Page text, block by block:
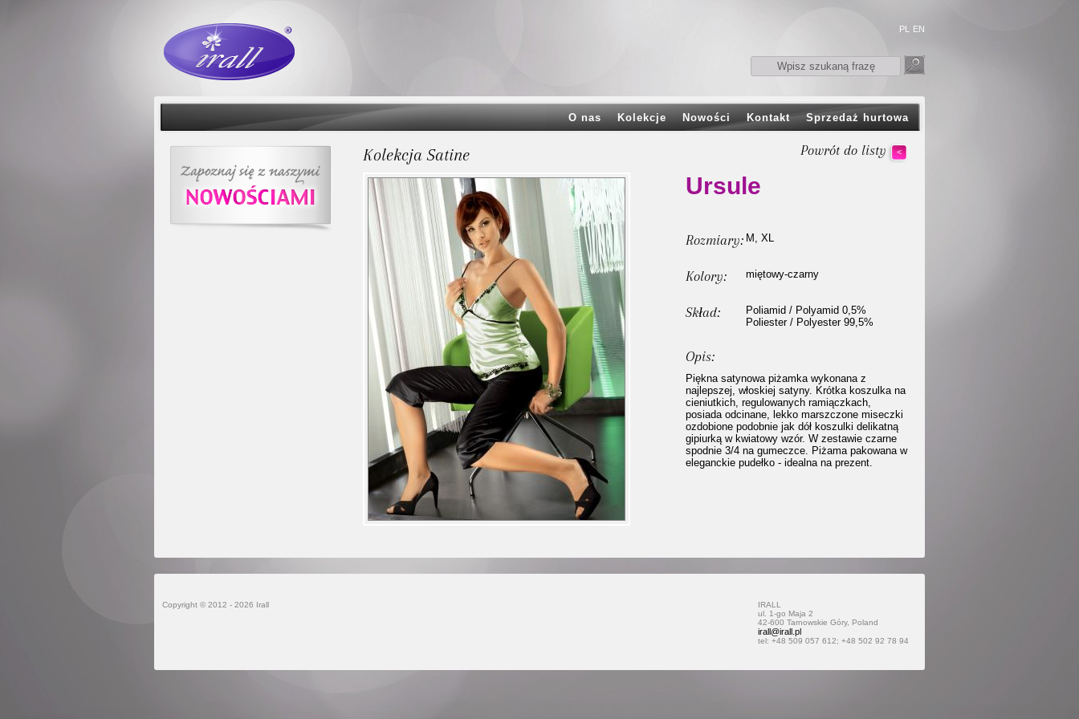
PL EN
O nas Kolekcje Nowości Kontakt Sprzedaż hurtowa
Kolekcja Satine Powrót do listy <
Ursule
Rozmiary: M, XL
Kolory: miętowy-czarny
Skład:
Poliamid / Polyamid 0,5%
Poliester / Polyester 99,5%
Opis:
Piękna satynowa piżamka wykonana z
najlepszej, włoskiej satyny. Krótka koszulka na
cieniutkich, regulowanych ramiączkach,
posiada odcinane, lekko marszczone miseczki
ozdobione podobnie jak dół koszulki delikatną
gipiurką w kwiatowy wzór. W zestawie czarne
spodnie 3/4 na gumeczce. Piżama pakowana w
eleganckie pudełko - idealna na prezent.
Copyright © 2012 - 2026 Irall
IRALL
ul. 1-go Maja 2
42-600 Tarnowskie Góry, Poland
irall@irall.pl
tel: +48 509 057 612; +48 502 92 78 94